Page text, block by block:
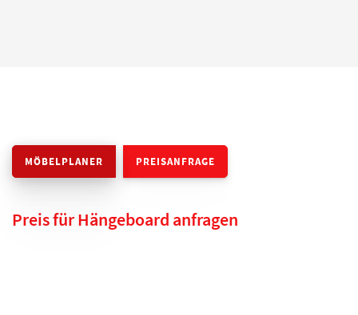
MÖBELPLANER PREISANFRAGE
Preis für Hängeboard anfragen